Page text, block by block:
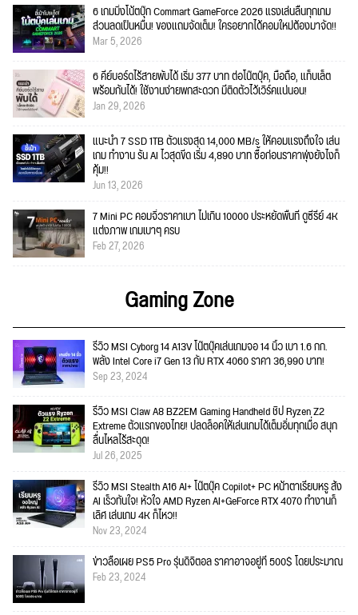
6 เกมมิ่งโน้ตบุ๊ก Commart GameForce 2026 แรงเล่นลื่นทุกเกม
ส่วนลดเป็นหมื่น! ของแถมจัดเต็ม! ใครอยากได้คอมใหม่ต้องมาจัด!!
Mar 5, 2026
6 คีย์บอร์ดไร้สายพับได้ เริ่ม 377 บาท ต่อโน๊ตบุ๊ค, มือถือ, แท็บเล็ต
พร้อมกันได้! ใช้งานง่ายพกสะดวก มีติดตัวไว้เวิร์คแน่นอน!
Jan 29, 2026
แนะนำ 7 SSD 1TB ตัวแรงสุด 14,000 MB/s ให้คอมแรงถึงใจ เล่น
เกม ทำงาน รัน AI ไวสุดขีด เริ่ม 4,890 บาท ซื้อก่อนราคาพุ่งยังไงก็
คุ้ม!!
Jun 13, 2026
7 Mini PC คอมจิ๋วราคาเบา ไม่เกิน 10000 ประหยัดพื้นที่ ดูซีรีย์ 4K
แต่งภาพ เกมเบาๆ ครบ
Feb 27, 2026
Gaming Zone
รีวิว MSI Cyborg 14 A13V โน๊ตบุ๊คเล่นเกมจอ 14 นิ้ว เบา 1.6 กก.
พลัง Intel Core i7 Gen 13 กับ RTX 4060 ราคา 36,990 บาท!
Sep 23, 2024
รีวิว MSI Claw A8 BZ2EM Gaming Handheld ชิป Ryzen Z2
Extreme ตัวแรกของไทย! ปลดล็อคให้เล่นเกมได้เต็มอิ่มทุกเมื่อ สนุก
ลื่นไหลไร้สะดุด!
Jul 26, 2025
รีวิว MSI Stealth A16 AI+ โน๊ตบุ๊ค Copilot+ PC หน้าตาเรียบหรู สั่ง
AI เร็วทันใจ! หัวใจ AMD Ryzen AI+GeForce RTX 4070 ทำงานก็
เลิศ เล่นเกม 4K ก็ไหว!!
Nov 23, 2024
ข่าวลือเผย PS5 Pro รุ่นดิจิตอล ราคาอาจอยู่ที่ 500$ โดยประมาณ
Feb 23, 2024